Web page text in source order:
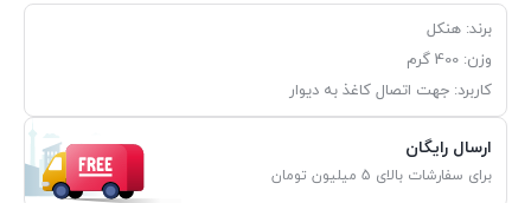
برند: هنکل
وزن: 400 گرم
کاربرد: جهت اتصال کاغذ به دیوار
ارسال رایگان
برای سفارشات بالای 5 میلیون تومان